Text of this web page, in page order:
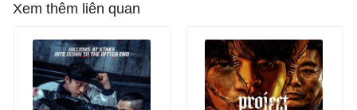
Xem thêm liên quan